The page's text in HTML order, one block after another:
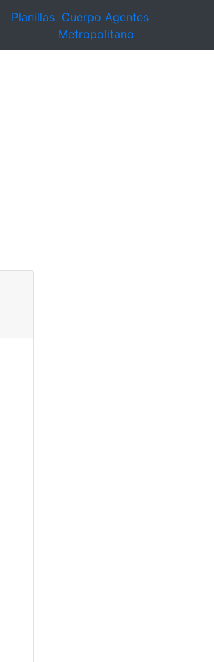
Planillas Cuerpo Agentes
Metropolitano